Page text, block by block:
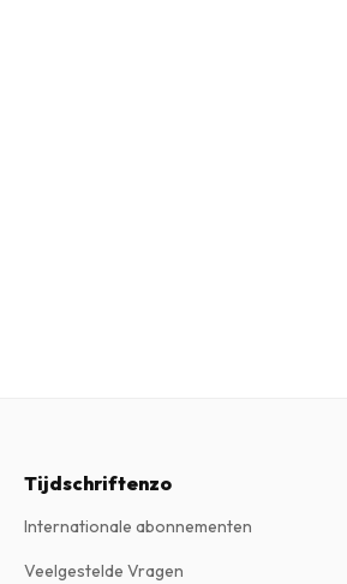
Tijdschriftenzo
Internationale abonnementen
Veelgestelde Vragen